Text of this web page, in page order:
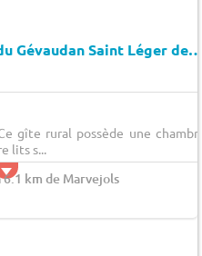
Village de Gîtes des Loups du Gévaudan Saint Léger de Peyre
gîte rural possède une
lits s...
km de Marvejols